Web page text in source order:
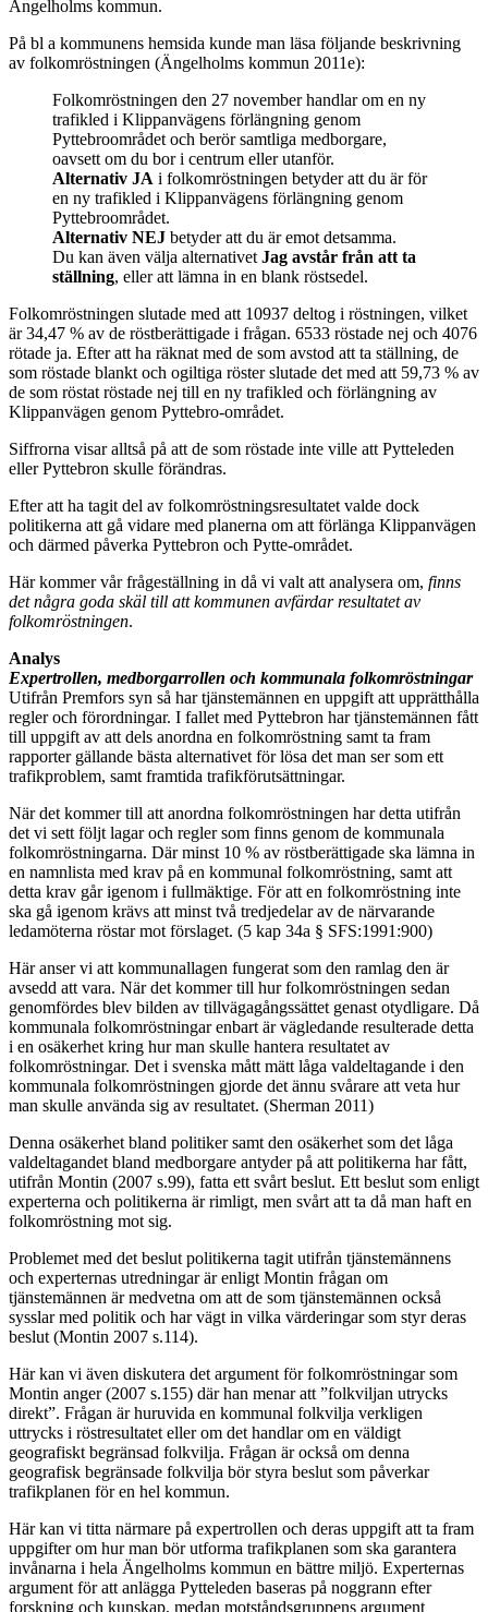
Ängelholms kommun.
På bl a kommunens hemsida kunde man läsa följande beskrivning
av folkomröstningen (Ängelholms kommun 2011e):
Folkomröstningen den 27 november handlar om en ny
trafikled i Klippanvägens förlängning genom
Pyttebroområdet och berör samtliga medborgare,
oavsett om du bor i centrum eller utanför.
Alternativ JA i folkomröstningen betyder att du är för
en ny trafikled i Klippanvägens förlängning genom
Pyttebroområdet.
Alternativ NEJ betyder att du är emot detsamma.
Du kan även välja alternativet Jag avstår från att ta
ställning, eller att lämna in en blank röstsedel.
Folkomröstningen slutade med att 10937 deltog i röstningen, vilket
är 34,47 % av de röstberättigade i frågan. 6533 röstade nej och 4076
rötade ja. Efter att ha räknat med de som avstod att ta ställning, de
som röstade blankt och ogiltiga röster slutade det med att 59,73 % av
de som röstat röstade nej till en ny trafikled och förlängning av
Klippanvägen genom Pyttebro-området.
Siffrorna visar alltså på att de som röstade inte ville att Pytteleden
eller Pyttebron skulle förändras.
Efter att ha tagit del av folkomröstningsresultatet valde dock
politikerna att gå vidare med planerna om att förlänga Klippanvägen
och därmed påverka Pyttebron och Pytte-området.
Här kommer vår frågeställning in då vi valt att analysera om, finns
det några goda skäl till att kommunen avfärdar resultatet av
folkomröstningen.
Analys
Expertrollen, medborgarrollen och kommunala folkomröstningar
Utifrån Premfors syn så har tjänstemännen en uppgift att upprätthålla
regler och förordningar. I fallet med Pyttebron har tjänstemännen fått
till uppgift av att dels anordna en folkomröstning samt ta fram
rapporter gällande bästa alternativet för lösa det man ser som ett
trafikproblem, samt framtida trafikförutsättningar.
När det kommer till att anordna folkomröstningen har detta utifrån
det vi sett följt lagar och regler som finns genom de kommunala
folkomröstningarna. Där minst 10 % av röstberättigade ska lämna in
en namnlista med krav på en kommunal folkomröstning, samt att
detta krav går igenom i fullmäktige. För att en folkomröstning inte
ska gå igenom krävs att minst två tredjedelar av de närvarande
ledamöterna röstar mot förslaget. (5 kap 34a § SFS:1991:900)
Här anser vi att kommunallagen fungerat som den ramlag den är
avsedd att vara. När det kommer till hur folkomröstningen sedan
genomfördes blev bilden av tillvägagångssättet genast otydligare. Då
kommunala folkomröstningar enbart är vägledande resulterade detta
i en osäkerhet kring hur man skulle hantera resultatet av
folkomröstningar. Det i svenska mått mätt låga valdeltagande i den
kommunala folkomröstningen gjorde det ännu svårare att veta hur
man skulle använda sig av resultatet. (Sherman 2011)
Denna osäkerhet bland politiker samt den osäkerhet som det låga
valdeltagandet bland medborgare antyder på att politikerna har fått,
utifrån Montin (2007 s.99), fatta ett svårt beslut. Ett beslut som enligt
experterna och politikerna är rimligt, men svårt att ta då man haft en
folkomröstning mot sig.
Problemet med det beslut politikerna tagit utifrån tjänstemännens
och experternas utredningar är enligt Montin frågan om
tjänstemännen är medvetna om att de som tjänstemännen också
sysslar med politik och har vägt in vilka värderingar som styr deras
beslut (Montin 2007 s.114).
Här kan vi även diskutera det argument för folkomröstningar som
Montin anger (2007 s.155) där han menar att ”folkviljan utrycks
direkt”. Frågan är huruvida en kommunal folkvilja verkligen
uttrycks i röstresultatet eller om det handlar om en väldigt
geografiskt begränsad folkvilja. Frågan är också om denna
geografisk begränsade folkvilja bör styra beslut som påverkar
trafikplanen för en hel kommun.
Här kan vi titta närmare på expertrollen och deras uppgift att ta fram
uppgifter om hur man bör utforma trafikplanen som ska garantera
invånarna i hela Ängelholms kommun en bättre miljö. Experternas
argument för att anlägga Pytteleden baseras på noggrann efter
forskning och kunskap, medan motståndsgruppens argument